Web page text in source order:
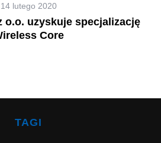
14 lutego 2020
o.o. uzyskuje specjalizację
Core
TAGI